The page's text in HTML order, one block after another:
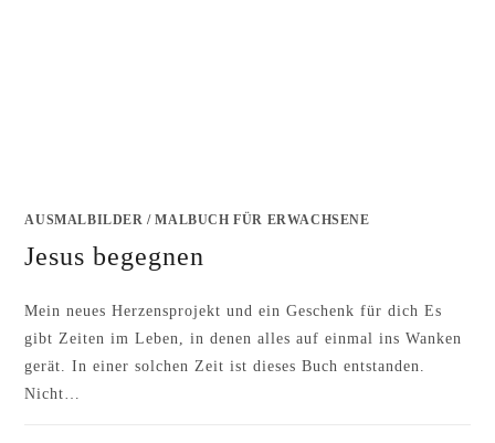
AUSMALBILDER /MALBUCH FÜR ERWACHSENE
Jesus begegnen
Mein neues Herzensprojekt und ein Geschenk für dich Es
gibt Zeiten im Leben, in denen alles auf einmal ins Wanken
gerät. In einer solchen Zeit ist dieses Buch entstanden.
Nicht…